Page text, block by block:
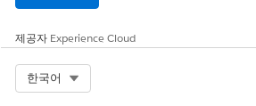
이 기사를 통해 문제를 해결
제공자 Experience Cloud
한국어